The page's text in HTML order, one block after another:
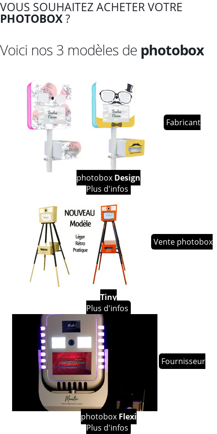
VOUS SOUHAITEZ ACHETER VOTRE
PHOTOBOX?
Voici nos 3 modèles de photobox
Fabricant
photobox Design
Plus d'infos
Vente photobox
Tiny
Plus d'infos
Fournisseur
photobox Flexi
Plus d'infos